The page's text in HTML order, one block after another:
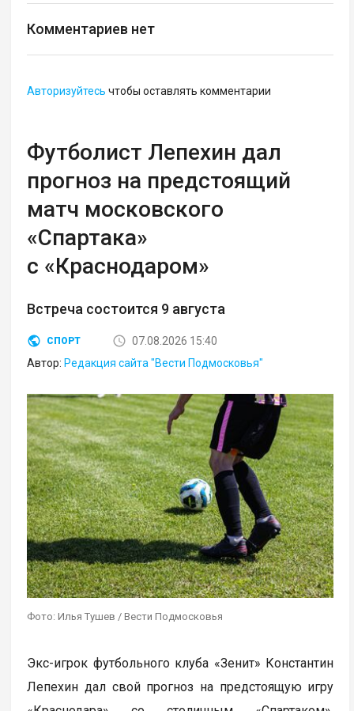
Комментариев нет
Авторизуйтесь чтобы оставлять комментарии
Футболист Лепехин дал
прогноз на предстоящий
матч московского
«Спартака»
с «Краснодаром»
Встреча состоится 9 августа
СПОРТ
07.08.2026 15:40
Автор: Редакция сайта "Вести Подмосковья"
Фото: Илья Тушев / Вести Подмосковья
Экс-игрок футбольного клуба «Зенит» Константин
Лепехин дал свой прогноз на предстоящую игру